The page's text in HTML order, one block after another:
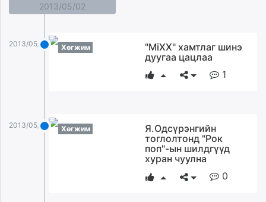
2013/05/02
2013/05/02 Хөгжим
"MiXX" хамтлаг шинэ
дуугаа цацлаа
1
2013/05/02 Хөгжим
Я.Одсүрэнгийн
тоглолтонд "Рок
поп"-ын шилдгүүд
хуран чуулна
0